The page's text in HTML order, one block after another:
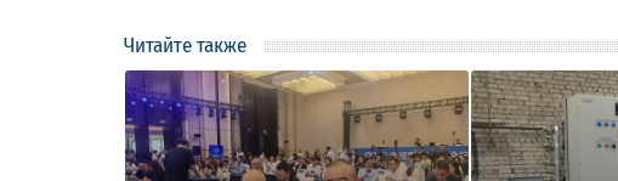
Читайте также